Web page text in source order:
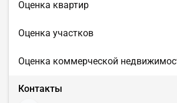
Оценка квартир
Оценка участков
Оценка коммерческой
Контакты